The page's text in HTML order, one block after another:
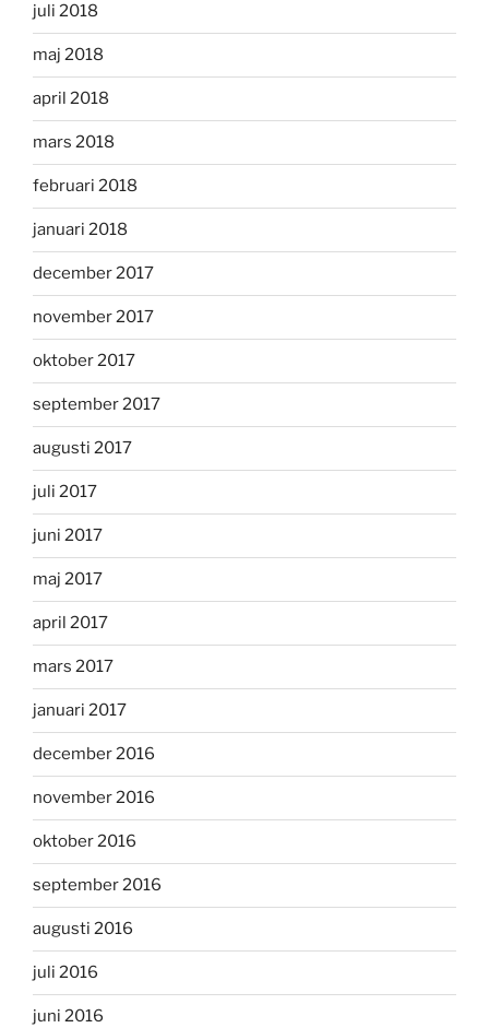
juli 2018
maj 2018
april 2018
mars 2018
februari 2018
januari 2018
december 2017
november 2017
oktober 2017
september 2017
augusti 2017
juli 2017
juni 2017
maj 2017
april 2017
mars 2017
januari 2017
december 2016
november 2016
oktober 2016
september 2016
augusti 2016
juli 2016
juni 2016